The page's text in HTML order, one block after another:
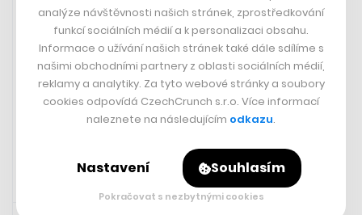
minoritní akcionář. FinGO působí na Slovensku od roku
2018 a v Česku od roku 2021. V témže roce vstoupila
do skupiny jako minoritní akcionář Enterprise Investors
(EI), jedna z největších private equity společností ve
střední a východní Evropě.
21. 11. 2023 18:44
analýze návštěvnosti našich stránek, zprostředkování
funkcí sociálních médií a k personalizaci obsahu.
Informace o užívání našich stránek také dále sdílíme s
našimi obchodními partnery z oblasti sociálních médií,
reklamy a analytiky. Za tyto webové stránky a soubory
cookies odpovídá CzechCrunch s.r.o. Více informací
naleznete na následujícím odkazu.
Nastavení Souhlasím
Pokračovat s nezbytnými cookies